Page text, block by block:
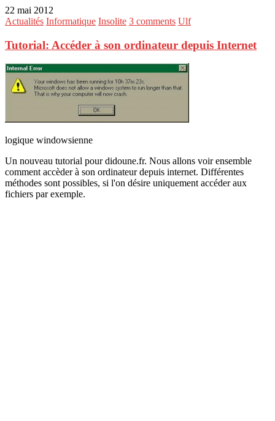
22 mai 2012
Actualités Informatique Insolite 3 comments Ulf
Tutorial: Accéder à son ordinateur depuis Internet
logique windowsienne
Un nouveau tutorial pour didoune.fr. Nous allons voir ensemble
comment accèder à son ordinateur depuis internet. Différentes
méthodes sont possibles, si l'on désire uniquement accéder aux
fichiers par exemple.